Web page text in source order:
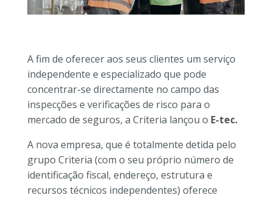
A fim de oferecer aos seus clientes um serviço
independente e especializado que pode
concentrar-se directamente no campo das
inspecções e verificações de risco para o
mercado de seguros, a Criteria lançou o E-tec.
A nova empresa, que é totalmente detida pelo
grupo Criteria (com o seu próprio número de
identificação fiscal, endereço, estrutura e
recursos técnicos independentes) oferece